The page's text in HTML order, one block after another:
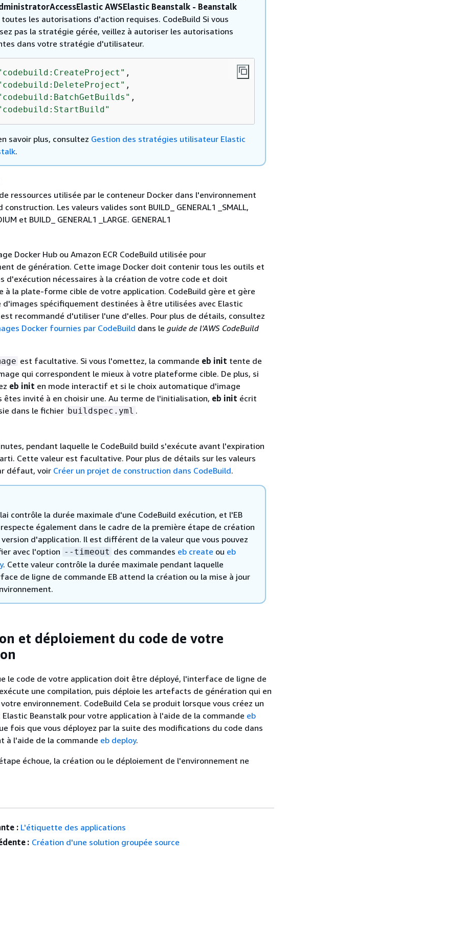
AWSElastic Beanstalk - Beanstalk
les autorisations d'action requises. CodeBuild Si vous
pas la stratégie gérée, veillez à autoriser les autorisations
dans votre stratégie d'utilisateur.
,
,
,
savoir plus, consultez Gestion des stratégies utilisateur Elastic
.
ressources utilisée par le conteneur Docker dans l'environnement
construction. Les valeurs valides sont BUILD_ GENERAL1 _SMALL,
et BUILD_ GENERAL1 _LARGE. GENERAL1
Docker Hub ou Amazon ECR CodeBuild utilisée pour
de génération. Cette image Docker doit contenir tous les outils et
d'exécution nécessaires à la création de votre code et doit
à la plate-forme cible de votre application. CodeBuild gère et gère
d'images spécifiquement destinées à être utilisées avec Elastic
recommandé d'utiliser l'une d'elles. Pour plus de détails, consultez
Docker fournies par CodeBuild dans le guide de l'AWS CodeBuild
est facultative. Si vous l'omettez, la commande eb init tente de
qui correspondent le mieux à votre plateforme cible. De plus, si
eb init en mode interactif et si le choix automatique d'image
êtes invité à en choisir une. Au terme de l'initialisation, eb init écrit
dans le fichier buildspec.yml .
pendant laquelle le CodeBuild build s'exécute avant l'expiration
Cette valeur est facultative. Pour plus de détails sur les valeurs
défaut, voir Créer un projet de construction dans CodeBuild.
contrôle la durée maximale d'une CodeBuild exécution, et l'EB
respecte également dans le cadre de la première étape de création
d'application. Il est différent de la valeur que vous pouvez
avec l'option --timeout des commandes eb create ou eb
. Cette valeur contrôle la durée maximale pendant laquelle
de ligne de commande EB attend la création ou la mise à jour
et déploiement du code de votre
le code de votre application doit être déployé, l'interface de ligne de
une compilation, puis déploie les artefacts de génération qui en
environnement. CodeBuild Cela se produit lorsque vous créez un
Beanstalk pour votre application à l'aide de la commande eb
fois que vous déployez par la suite des modifications du code dans
à l'aide de la commande eb deploy.
échoue, la création ou le déploiement de l'environnement ne
: L'étiquette des applications
: Création d'une solution groupée source